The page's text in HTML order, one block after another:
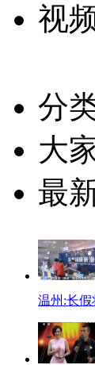
视
分
大
最
温州:长假